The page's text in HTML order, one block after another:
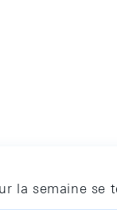
la semaine se